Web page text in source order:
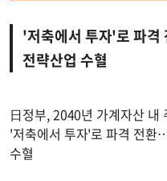
'저축에서 투자'로 파
전략산업 수혈
日정부, 2040년 가계자산
'저축에서 투자'로 파격 전환
수혈